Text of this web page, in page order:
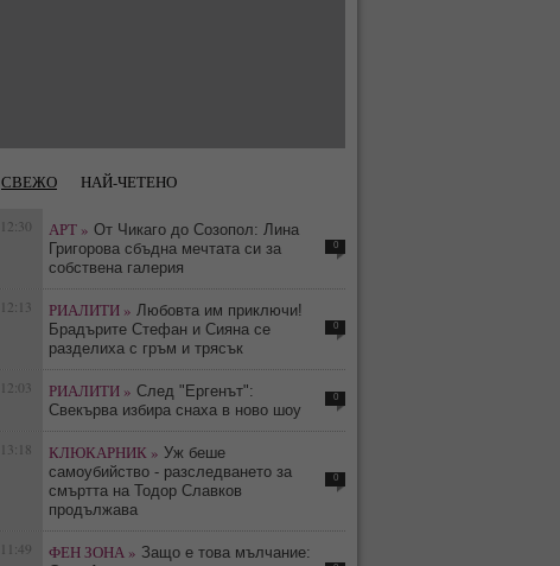
СВЕЖО НАЙ-ЧЕТЕНО
12:30 АРТ » От Чикаго до Созопол: Лина
Григорова сбъдна мечтата си за
собствена галерия
0
12:13 РИАЛИТИ » Любовта им приключи!
Брадърите Стефан и Сияна се
разделиха с гръм и трясък
0
12:03 РИАЛИТИ » След "Ергенът":
Свекърва избира снаха в ново шоу
0
13:18 КЛЮКАРНИК » Уж беше
самоубийство - разследването за
смъртта на Тодор Славков
продължава
0
11:49 ФЕН ЗОНА » Защо е това мълчание: